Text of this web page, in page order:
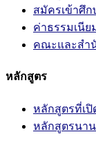
สมัครเข้าศึก
ค่าธรรมเนีย
คณะและสำ
หลักสูตร
หลักสูตรที่เ
หลักสูตรนา